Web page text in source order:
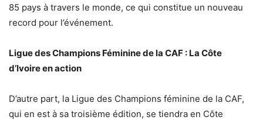
85 pays à travers le monde, ce qui constitue un nouveau
record pour l’événement.
Ligue des Champions Féminine de la CAF : La Côte
d’Ivoire en action
D’autre part, la Ligue des Champions féminine de la CAF,
qui en est à sa troisième édition, se tiendra en Côte